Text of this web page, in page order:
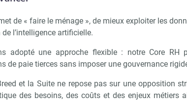
de « faire le ménage », de mieux exploiter les
l’intelligence artificielle.
adopté une approche flexible : notre Core RH
de paie tierces sans imposer une gouvernance
et la Suite ne repose pas sur une opposition
des besoins, des coûts et des enjeux métiers